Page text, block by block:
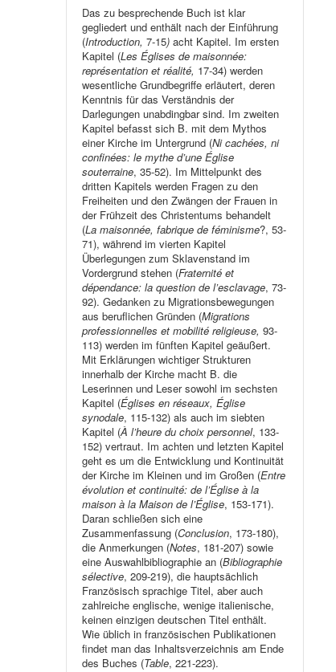
Das zu besprechende Buch ist klar
gegliedert und enthält nach der Einführung
(Introduction,7-15)acht Kapitel. Im ersten
Kapitel (Les Églises de maisonnée:
représentation et réalité, 17-34) werden
wesentliche Grundbegriffe erläutert, deren
Kenntnis für das Verständnis der
Darlegungen unabdingbar sind. Im zweiten
Kapitel befasst sich B. mit dem Mythos
einer Kirche im Untergrund (Ni cachées, ni
confinées: le mythe d’une Église
souterraine, 35-52). Im Mittelpunkt des
dritten Kapitels werden Fragen zu den
Freiheiten und den Zwängen der Frauen in
der Frühzeit des Christentums behandelt
(La maisonnée, fabrique de féminisme?, 53-
71), während im vierten Kapitel
Überlegungen zum Sklavenstand im
Vordergrund stehen (Fraternité et
dépendance: la question de l’esclavage, 73-
92). Gedanken zu Migrationsbewegungen
aus beruflichen Gründen (Migrations
professionnelles et mobilité religieuse,93-
113) werden im fünften Kapitel geäußert.
Mit Erklärungen wichtiger Strukturen
innerhalb der Kirche macht B. die
Leserinnen und Leser sowohl im sechsten
Kapitel (Églises en réseaux, Église
synodale, 115-132) als auch im siebten
Kapitel (À l’heure du choix personnel, 133-
152) vertraut. Im achten und letzten Kapitel
geht es um die Entwicklung und Kontinuität
der Kirche im Kleinen und im Großen (Entre
évolution et continuité: de l’Église à la
maison à la Maison de l’Église, 153-171).
Daran schließen sich eine
Zusammenfassung (Conclusion, 173-180),
die Anmerkungen (Notes, 181-207) sowie
eine Auswahlbibliographie an (Bibliographie
sélective, 209-219), die hauptsächlich
Französisch sprachige Titel, aber auch
zahlreiche englische, wenige italienische,
keinen einzigen deutschen Titel enthält.
Wie üblich in französischen Publikationen
findet man das Inhaltsverzeichnis am Ende
des Buches (Table, 221-223).